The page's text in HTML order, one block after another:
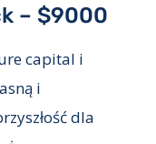
– $9000
capital i
i
dla